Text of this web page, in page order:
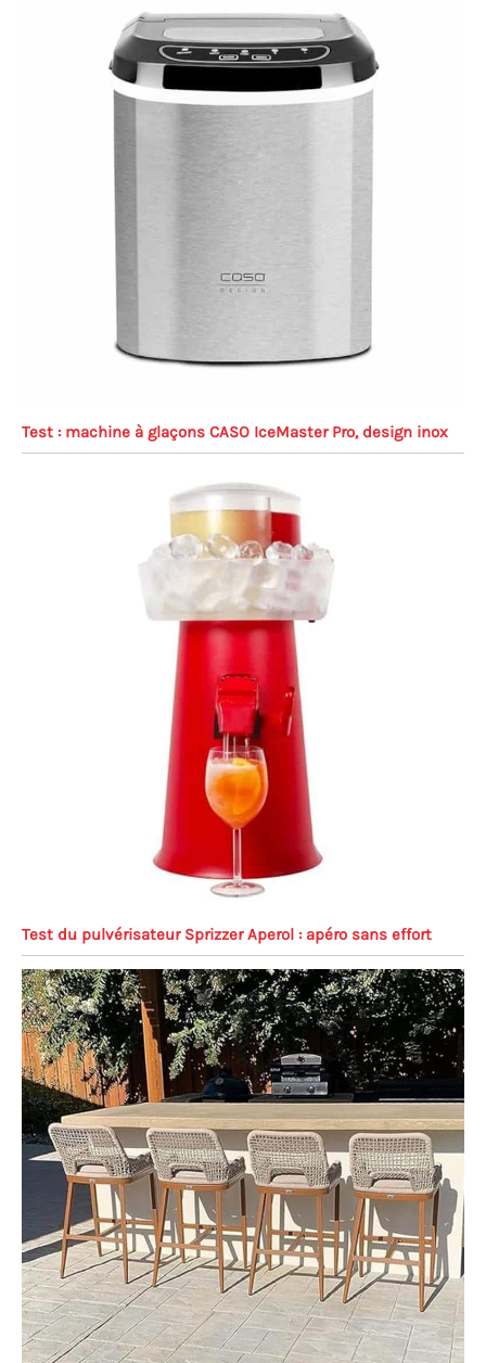
Test : machine à glaçons CASO IceMaster Pro, design inox
Test du pulvérisateur Sprizzer Aperol : apéro sans effort